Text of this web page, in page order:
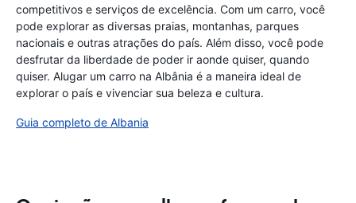
competitivos e serviços de excelência. Com um carro, você
pode explorar as diversas praias, montanhas, parques
nacionais e outras atrações do país. Além disso, você pode
desfrutar da liberdade de poder ir aonde quiser, quando
quiser. Alugar um carro na Albânia é a maneira ideal de
explorar o país e vivenciar sua beleza e cultura.
Guia completo de Albania